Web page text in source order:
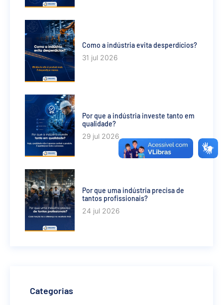
Como a indústria evita desperdícios?
31 jul 2026
Por que a indústria investe tanto em
qualidade?
29 jul 2026
Por que uma indústria precisa de
tantos profissionais?
24 jul 2026
Categorias